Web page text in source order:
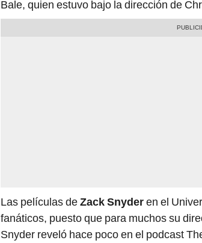
Bale, quien estuvo bajo la dirección de
Las películas deZack Snyderen el
fanáticos, puesto que para muchos su
Snyder reveló hace poco en el podcast